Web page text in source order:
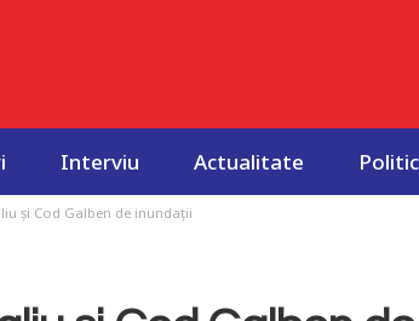
Interviu Actualitate Politic
și Cod Galben de inundații